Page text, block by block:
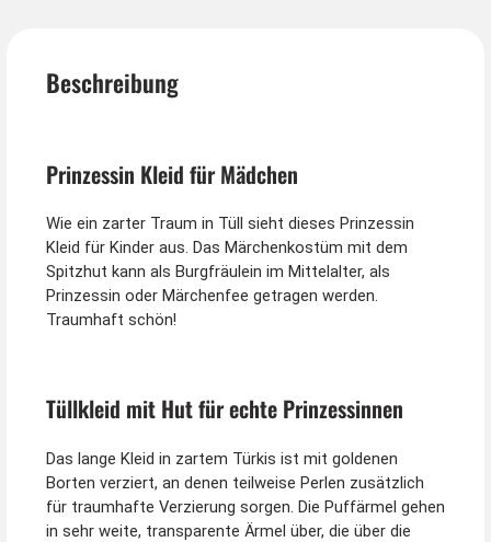
Beschreibung
Prinzessin Kleid für Mädchen
Wie ein zarter Traum in Tüll sieht dieses Prinzessin
Kleid für Kinder aus. Das Märchenkostüm mit dem
Spitzhut kann als Burgfräulein im Mittelalter, als
Prinzessin oder Märchenfee getragen werden.
Traumhaft schön!
Tüllkleid mit Hut für echte Prinzessinnen
Das lange Kleid in zartem Türkis ist mit goldenen
Borten verziert, an denen teilweise Perlen zusätzlich
für traumhafte Verzierung sorgen. Die Puffärmel gehen
in sehr weite, transparente Ärmel über, die über die